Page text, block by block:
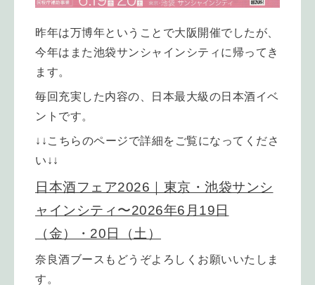
昨年は万博年ということで大阪開催でしたが、
今年はまた池袋サンシャインシティに帰ってき
ます。
毎回充実した内容の、日本最大級の日本酒イベ
ントです。
↓↓こちらのページで詳細をご覧になってくださ
い↓↓
日本酒フェア2026｜東京・池袋サンシ
ャインシティ〜2026年6月19日
（金）・20日（土）
奈良酒ブースもどうぞよろしくお願いいたしま
す。